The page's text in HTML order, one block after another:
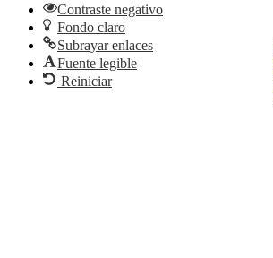
Contraste negativo
Fondo claro
Subrayar enlaces
Fuente legible
Reiniciar